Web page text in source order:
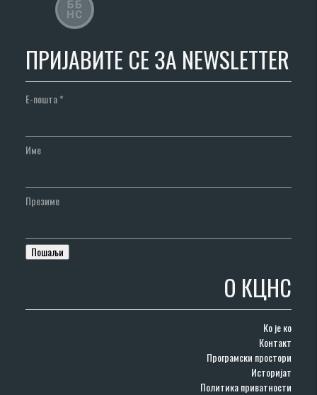
ПРИЈАВИТЕ СЕ ЗА NEWSLETTER
Е-пошта*
Име
Презиме
О КЦНС
Ко је ко
Контакт
Програмски простори
Историјат
Политика приватности